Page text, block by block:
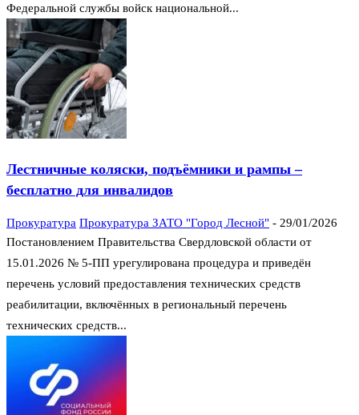
Федеральной службы войск национальной...
Лестничные коляски, подъёмники и рампы –
бесплатно для инвалидов
Прокуратура Прокуратура ЗАТО "Город Лесной" - 29/01/2026
Постановлением Правительства Свердловской области от
15.01.2026 № 5-ПП урегулирована процедура и приведён
перечень условий предоставления технических средств
реабилитации, включённых в региональный перечень
технических средств...